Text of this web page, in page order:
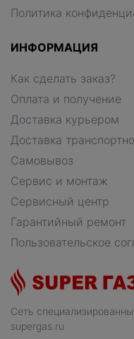
Сеть
supergas.ru
Политика
ИНФОРМАЦИЯ
Как сделать заказ?
Оплата и получение
Доставка курьером
Доставка
Самовывоз
Сервис и монтаж
Сервисный центр
Гарантийный ремонт
Пользовательское